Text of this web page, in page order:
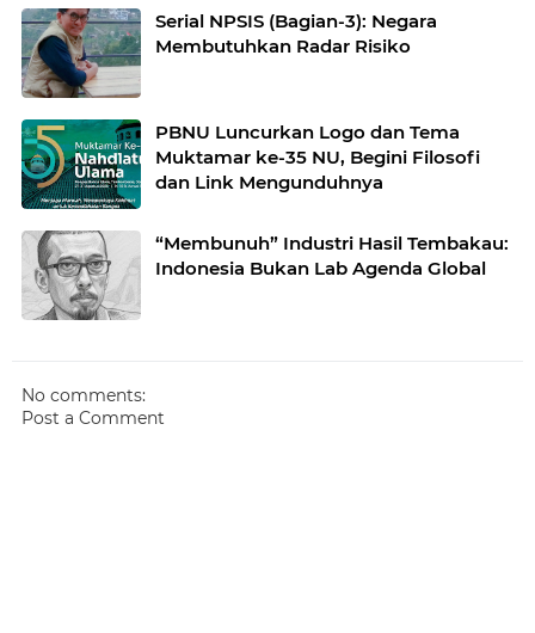
Serial NPSIS (Bagian-3): Negara
Membutuhkan Radar Risiko
PBNU Luncurkan Logo dan Tema
Muktamar ke-35 NU, Begini Filosofi
dan Link Mengunduhnya
“Membunuh” Industri Hasil Tembakau:
Indonesia Bukan Lab Agenda Global
No comments:
Post a Comment